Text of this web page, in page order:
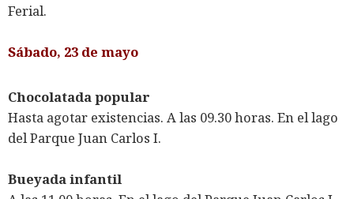
Ferial.
Sábado, 23 de mayo
Chocolatada popular
Hasta agotar existencias. A las 09.30 horas. En el lago
del Parque Juan Carlos I.
Bueyada infantil